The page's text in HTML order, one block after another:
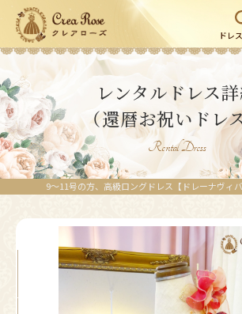
ドレ
レンタルドレス
（還暦お祝いドレ
Rental Dress